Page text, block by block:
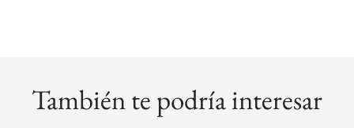
También te podría interesar